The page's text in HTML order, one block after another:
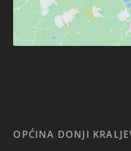
OPĆINA DONJI